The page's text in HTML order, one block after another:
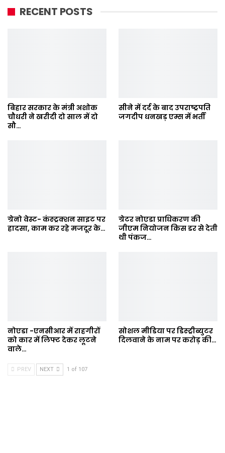
RECENT POSTS
बिहार सरकार के मंत्री अशोक
चौधरी ने खरीदी दो साल में दो
सौ…
सीने में दर्द के बाद उपराष्ट्रपति
जगदीप धनखड़ एम्स में भर्ती
ग्रेनो वेस्ट- कंस्ट्रक्शन साइट पर
हादसा, काम कर रहे मजदूर के…
ग्रेटर नोएडा प्राधिकरण की
जीएम नियोजन किस डर से देती
थी पंकज…
नोएडा -एनसीआर में राहगीरों
को कार में लिफ्ट देकर लूटने
वाले…
सोशल मीडिया पर डिस्ट्रीब्युटर
दिलवाने के नाम पर करोड़ की…
PREV NEXT 1 of 107